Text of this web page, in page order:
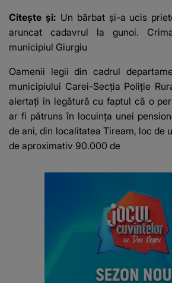
Citește și: Un bărbat și-a ucis
aruncat cadavrul la gunoi.
municipiul Giurgiu
Oamenii legii din cadrul
municipiului Carei-Secţia Poliţie
alertați în legătură cu faptul că o
ar fi pătruns în locuinţa unei
de ani, din localitatea Tiream, loc de
de aproximativ 90.000 de